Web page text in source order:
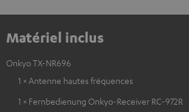
Matériel inclus
Onkyo TX-NR696
1 × Antenne hautes fréquences
1 × Fernbedienung Onkyo-Receiver RC-972R